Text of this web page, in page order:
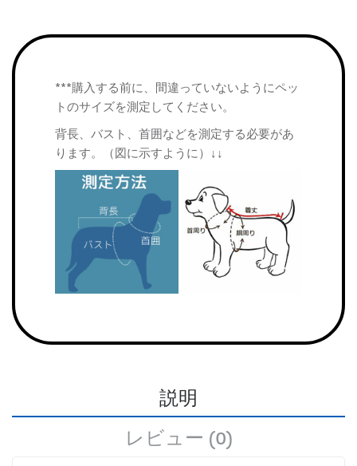
***購入する前に、間違っていないようにペッ
トのサイズを測定してください。
背長、バスト、首囲などを測定する必要があ
ります。（図に示すように）↓↓
説明
レビュー (0)